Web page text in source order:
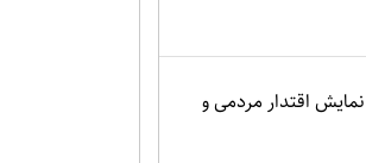
اقتدار مردمی و